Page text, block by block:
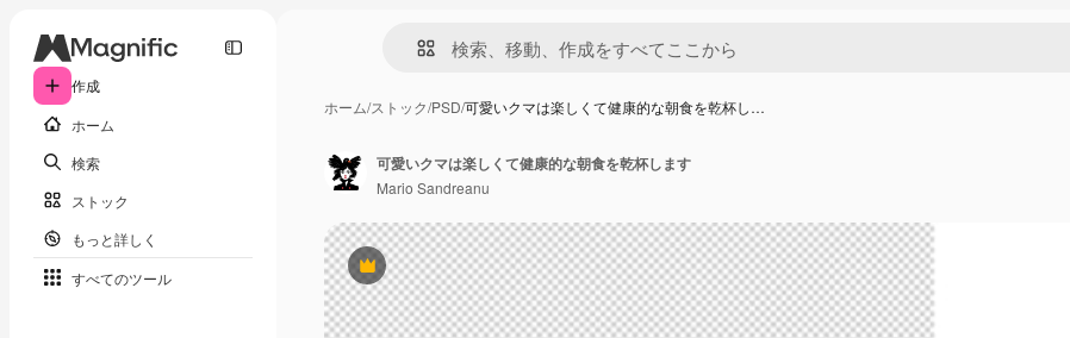
作成
ホーム
検索
ストック
もっと詳しく
すべてのツール
ホーム/ストック/PSD/可愛いクマは楽しくて健康的な朝食を乾杯し…
Premium
可愛いクマは楽しくて健康的な朝食を乾杯します
Mario Sandreanu